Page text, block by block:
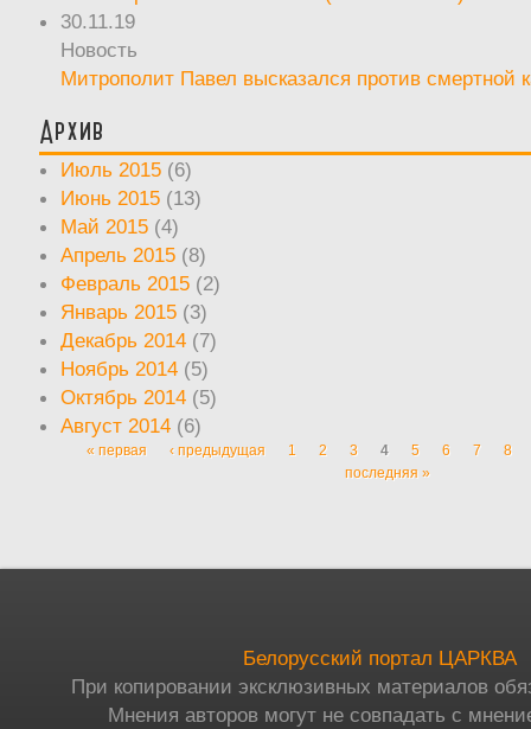
30.11.19
Новость
Митрополит Павел высказался против смертной
Архив
Июль 2015 (6)
Июнь 2015 (13)
Май 2015 (4)
Апрель 2015 (8)
Февраль 2015 (2)
Январь 2015 (3)
Декабрь 2014 (7)
Ноябрь 2014 (5)
Октябрь 2014 (5)
Август 2014 (6)
Страницы
« первая ‹ предыдущая 1 2 3 4 5 6 7
8
последняя »
Белорусский портал ЦАРКВА
При копировании эксклюзивных материалов
Мнения авторов могут не совпадать с